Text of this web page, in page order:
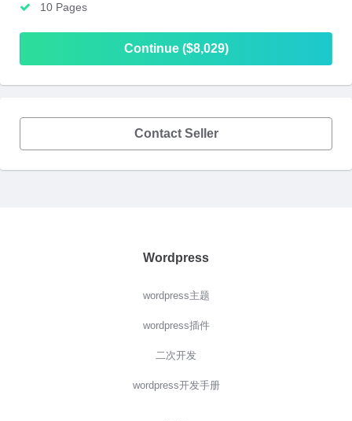
10 Pages
Continue ($8,029)
Contact Seller
Wordpress
wordpress主题
wordpress插件
二次开发
wordpress开发手册